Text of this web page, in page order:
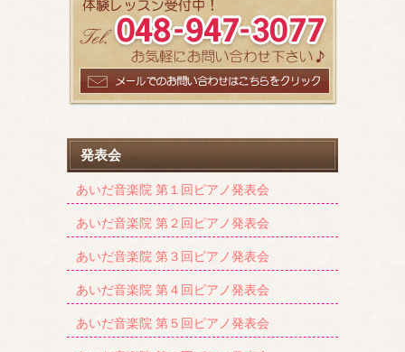
発表会
あいだ音楽院 第１回ピアノ発表会
あいだ音楽院 第２回ピアノ発表会
あいだ音楽院 第３回ピアノ発表会
あいだ音楽院 第４回ピアノ発表会
あいだ音楽院 第５回ピアノ発表会